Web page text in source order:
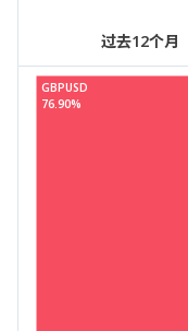
过去12个月
GBPUSD
76.90%